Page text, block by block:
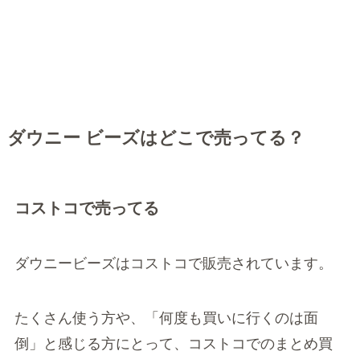
ダウニー ビーズはどこで売ってる？
コストコで売ってる
ダウニービーズはコストコで販売されています。
たくさん使う方や、「何度も買いに行くのは面
倒」と感じる方にとって、コストコでのまとめ買